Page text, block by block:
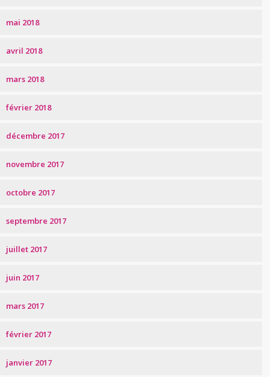
mai 2018
avril 2018
mars 2018
février 2018
décembre 2017
novembre 2017
octobre 2017
septembre 2017
juillet 2017
juin 2017
mars 2017
février 2017
janvier 2017